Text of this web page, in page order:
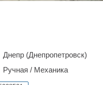
Днепр (Днепропетровск)
Ручная / Механика